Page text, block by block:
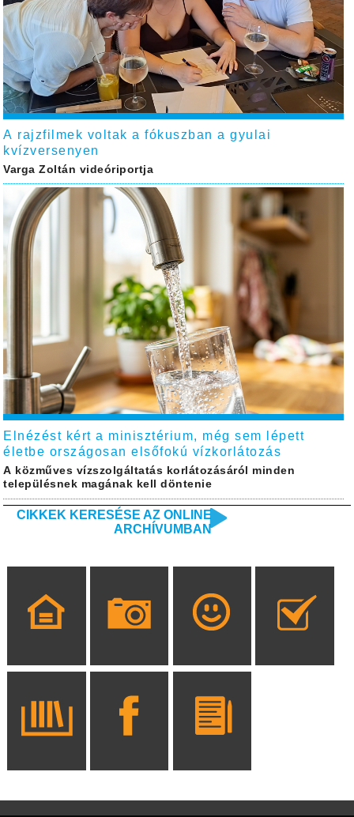
A rajzfilmek voltak a fókuszban a gyulai
kvízversenyen
Varga Zoltán videóriportja
Elnézést kért a minisztérium, még sem lépett
életbe országosan elsőfokú vízkorlátozás
A közműves vízszolgáltatás korlátozásáról minden
településnek magának kell döntenie
CIKKEK KERESÉSE AZ ONLINE
ARCHÍVUMBAN